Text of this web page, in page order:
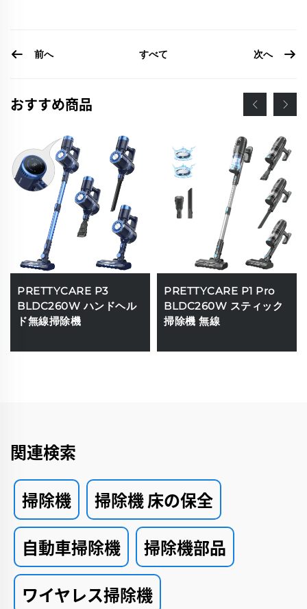
前へ すべて 次へ
おすすめ商品
PRETTYCARE P3
BLDC260W ハンドヘル
ド無線掃除機
PRETTYCARE P1 Pro
BLDC260W スティック
掃除機 無線
関連検索
掃除機
掃除機 床の保全
自動車掃除機
掃除機部品
ワイヤレス掃除機